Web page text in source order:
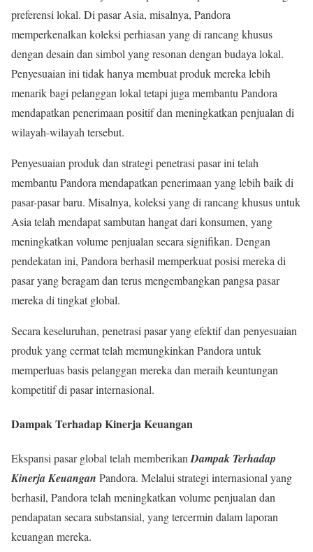
preferensi lokal. Di pasar Asia, misalnya, Pandora
memperkenalkan koleksi perhiasan yang di rancang khusus
dengan desain dan simbol yang resonan dengan budaya lokal.
Penyesuaian ini tidak hanya membuat produk mereka lebih
menarik bagi pelanggan lokal tetapi juga membantu Pandora
mendapatkan penerimaan positif dan meningkatkan penjualan di
wilayah-wilayah tersebut.
Penyesuaian produk dan strategi penetrasi pasar ini telah
membantu Pandora mendapatkan penerimaan yang lebih baik di
pasar-pasar baru. Misalnya, koleksi yang di rancang khusus untuk
Asia telah mendapat sambutan hangat dari konsumen, yang
meningkatkan volume penjualan secara signifikan. Dengan
pendekatan ini, Pandora berhasil memperkuat posisi mereka di
pasar yang beragam dan terus mengembangkan pangsa pasar
mereka di tingkat global.
Secara keseluruhan, penetrasi pasar yang efektif dan penyesuaian
produk yang cermat telah memungkinkan Pandora untuk
memperluas basis pelanggan mereka dan meraih keuntungan
kompetitif di pasar internasional.
Dampak Terhadap Kinerja Keuangan
Ekspansi pasar global telah memberikanDampak Terhadap
Kinerja Keuangan Pandora. Melalui strategi internasional yang
berhasil, Pandora telah meningkatkan volume penjualan dan
pendapatan secara substansial, yang tercermin dalam laporan
keuangan mereka.